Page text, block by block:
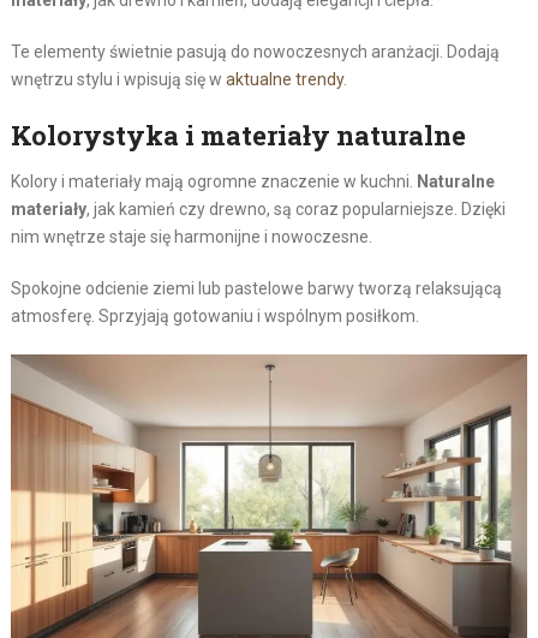
Te elementy świetnie pasują do nowoczesnych aranżacji. Dodają
wnętrzu stylu i wpisują się w aktualne trendy.
Kolorystyka i materiały naturalne
Kolory i materiały mają ogromne znaczenie w kuchni.
Naturalne
materiały, jak kamień czy drewno, są coraz popularniejsze. Dzięki
nim wnętrze staje się harmonijne i nowoczesne.
Spokojne odcienie ziemi lub pastelowe barwy tworzą relaksującą
atmosferę. Sprzyjają gotowaniu i wspólnym posiłkom.